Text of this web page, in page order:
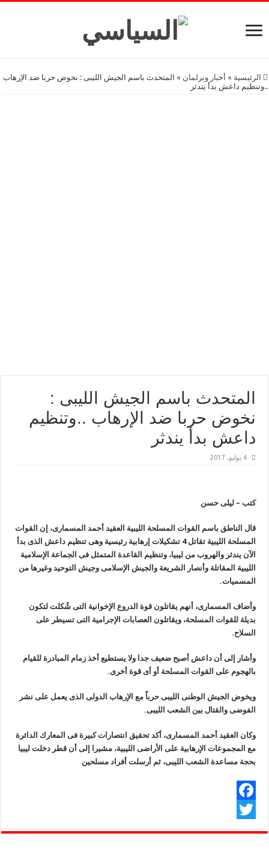
الرئيسية » أخبار وبرلمان » المتحدث باسم الجيش الليبى : نخوض حربا ضد الإرهاب
..وتنظيم داعش بدأ يندثر
المتحدث باسم الجيش الليبى :
نخوض حربا ضد الإرهاب ..وتنظيم
داعش بدأ يندثر
4 يوليو، 2017
كتب – ليلى حسن
قال الناطق باسم القوات المسلحة الليبية العقيد أحمد المسمارى، إن القوات
المسلحة الليبية تقاتل 4 تشكيلات إرهابية رئيسية وهى تنظيم داعش الذى بدأ
الآن يندثر والهروب من ليبيا، وتنظيم القاعدة المتمثل فى الجماعة الإسلامية
الليبية المقاتلة وأنصار الشريعة والجيش الإسلامى وجيش التوحيد وغيرها من
المسميات.
وأضاف المسمارى، أنهم يقاتلون قوة الدروع الإخوانية التى شُكلت لتكون
بديلة للقوات المسلحة، ويقاتلون العصابات الإجرامية التى تسيطر على
السلاح.
وأشار إلى أن داعش أصبح ضعيف جدا ولا يستطيع أخذ زمام المبادرة للقيام
بالهجوم على القوات المسلحة أو أى قوة أخرى.
ويخوض الجيش الوطنى الليبى حرباً مع الإرهاب الدولى الذى يعمل على نشر
الفوضى والقتال بين الشعب الليبى.
وكان العقيد أحمد المسمارى، أكد تحقيق انتصارات كبيرة فى المعارك الدائرة
مع المجموعات الإرهابية على الأراضى الليبية، مشيرا إلى أن قطر دخلت ليبيا
بحجة مساعدة الشعب الليبى، ثم أرسلت أفراد مسلحين
F